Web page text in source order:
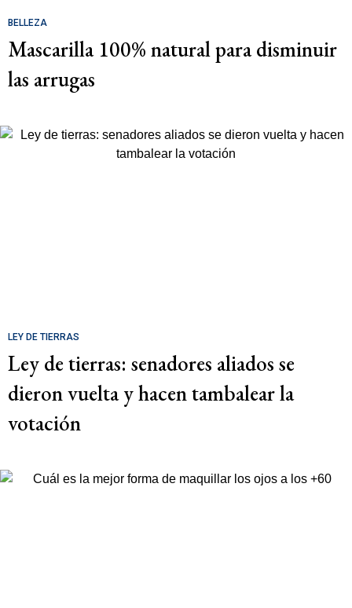
BELLEZA
Mascarilla 100% natural para disminuir
las arrugas
LEY DE TIERRAS
Ley de tierras: senadores aliados se
dieron vuelta y hacen tambalear la
votación